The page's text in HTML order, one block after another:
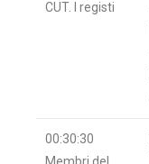
CUT. I registi
00:30:30
Membri del